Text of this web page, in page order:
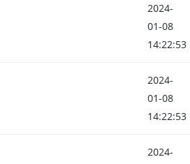
2024-
01-08
14:22:53
2024-
01-08
14:22:53
2024-